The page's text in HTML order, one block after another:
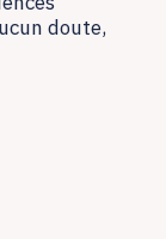
doute,